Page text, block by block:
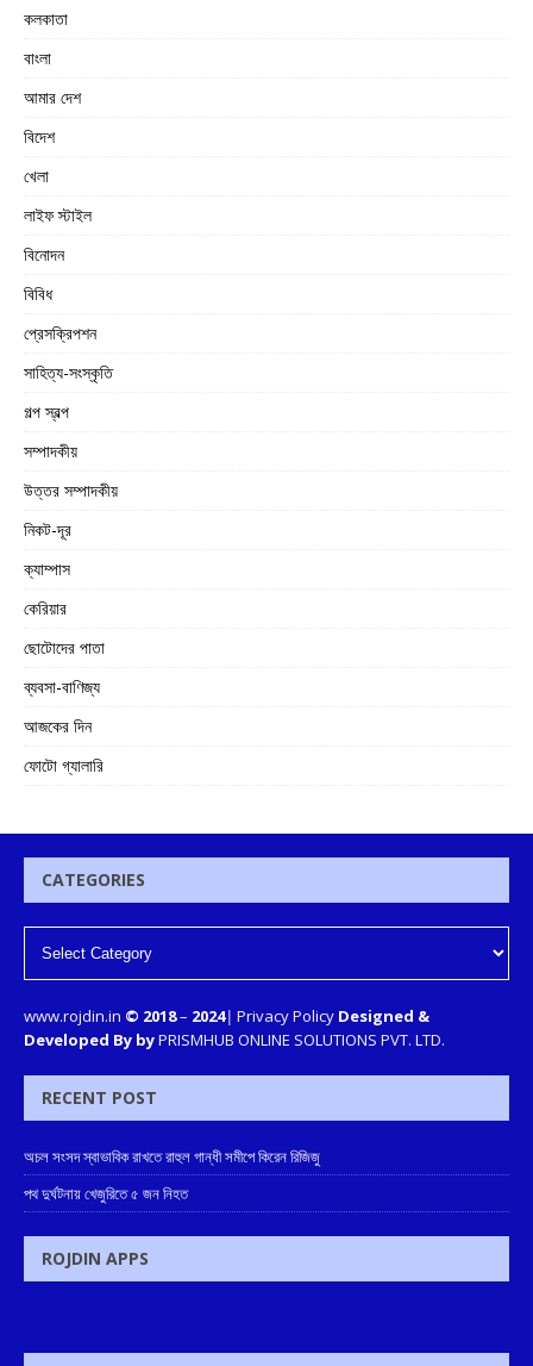
কলকাতা
বাংলা
আমার দেশ
বিদেশ
খেলা
লাইফ স্টাইল
বিনোদন
বিবিধ
প্রেসক্রিপশন
সাহিত্য-সংস্কৃতি
গল্প স্বল্প
সম্পাদকীয়
উত্তর সম্পাদকীয়
নিকট-দূর
ক্যাম্পাস
কেরিয়ার
ছোটোদের পাতা
ব্যবসা-বাণিজ্য
আজকের দিন
ফোটো গ্যালারি
CATEGORIES
www.rojdin.in © 2018– 2024| Privacy Policy Designed &
Developed By byPRISMHUB ONLINE SOLUTIONS PVT. LTD.
RECENT POST
অচল সংসদ স্বাভাবিক রাখতে রাহুল গান্ধী সমীপে কিরেন রিজিজু
পথ দুর্ঘটনায় খেজুরিতে ৫ জন নিহত
ROJDIN APPS